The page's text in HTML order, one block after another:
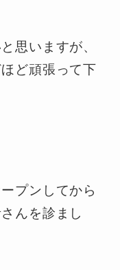
思いますが、
ど頑張って下
プンしてから
んを診まし